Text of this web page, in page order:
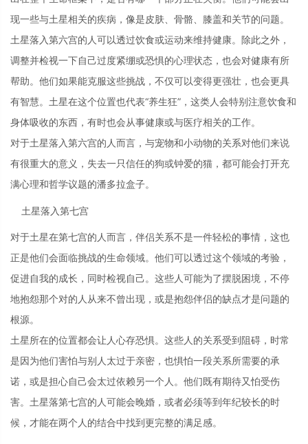
现一些与土星相关的疾病，像是皮肤、骨骼、膝盖和关节的问题。
土星落入第六宫的人可以透过饮食或运动来维持健康。除此之外，
调整并检视一下自己过度紧绷或恐惧的心理状态，也会对健康有所
帮助。他们如果能克服这些挑战，不仅可以变得更强壮，也会更具
有智慧。土星在这个位置也代表“养生狂”，这类人会特别注意饮食和
身体吸收的东西，有时也会从事健康或与医疗相关的工作。
对于土星落入第六宫的人而言，与宠物和小动物的关系对他们来说
有很重大的意义，失去一只信任的狗或钟爱的猫，都可能会打开充
满心理和哲学议题的潘多拉盒子。
土星落入第七宫
对于土星在第七宫的人而言，伴侣关系不是一件轻松的事情，这也
正是他们会面临挑战的生命领域。他们可以透过这个领域的考验，
促进自我的成长，同时检视自己。这些人可能为了摆脱困境，不停
地抱怨那个对的人从来不曾出现，或是抱怨伴侣的缺点才是问题的
根源。
土星所在的位置都会让人心存恐惧。这些人的关系受到阻碍，时常
是因为他们害怕与别人太过于亲密，也惧怕一段关系所需要的承
诺，或是担心自己会太过依赖另一个人。他们既有期待又怕受伤
害。土星落第七宫的人可能会晚婚，或者必须等到年纪较长的时
候，才能在两个人的结合中找到更完整的满足感。